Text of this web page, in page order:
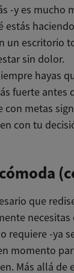
-y es mucho
estás
un escritorio
sin dolor.
hayas
fuerte antes
con metas
con tu
que
requiere -ya
momento
Más allá de